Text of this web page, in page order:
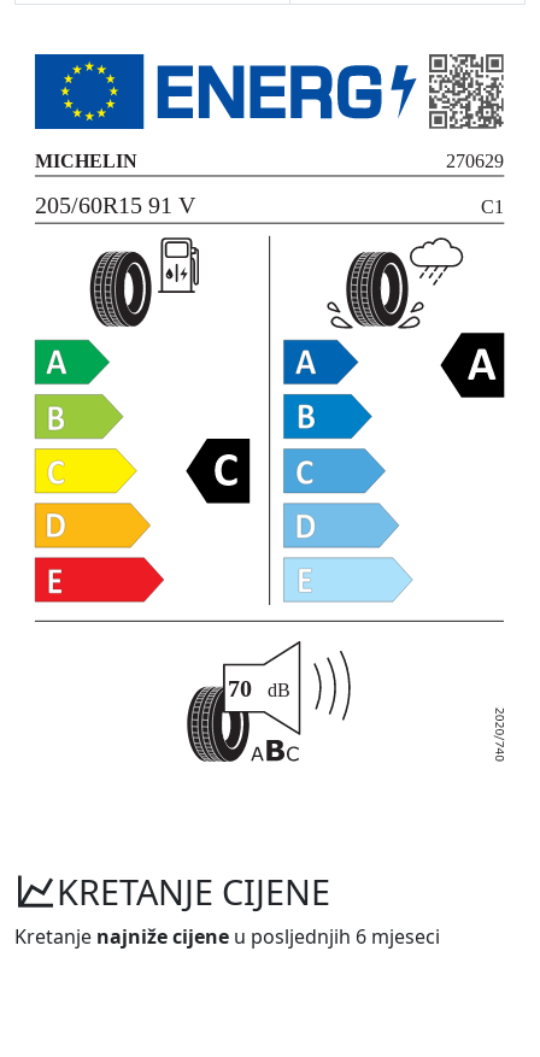
KRETANJE CIJENE
Kretanje najniže cijene u posljednjih 6 mjeseci